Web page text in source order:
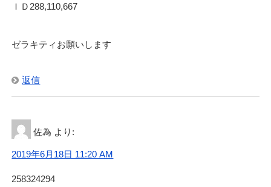
ＩＤ288,110,667
ゼラキティお願いします
返信
佐為 より:
2019年6月18日 11:20 AM
258324294